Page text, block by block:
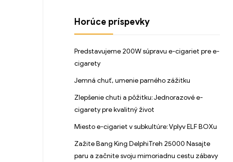
Horúce príspevky
Predstavujeme 200W súpravu e-cigariet pre e-
cigarety
Jemná chuť, umenie parného zážitku
Zlepšenie chuti a pôžitku: Jednorazové e-
cigarety pre kvalitný život
Miesto e-cigariet v subkultúre: Vplyv ELF BOXu
Zažite Bang King DelphiTreh 25000 Nasajte
paru a začnite svoju mimoriadnu cestu zábavy